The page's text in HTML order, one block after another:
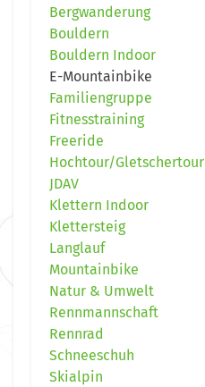
Bergwanderung
Bouldern
Bouldern Indoor
E-Mountainbike
Familiengruppe
Fitnesstraining
Freeride
Hochtour/Gletschertour
JDAV
Klettern Indoor
Klettersteig
Langlauf
Mountainbike
Natur & Umwelt
Rennmannschaft
Rennrad
Schneeschuh
Skialpin